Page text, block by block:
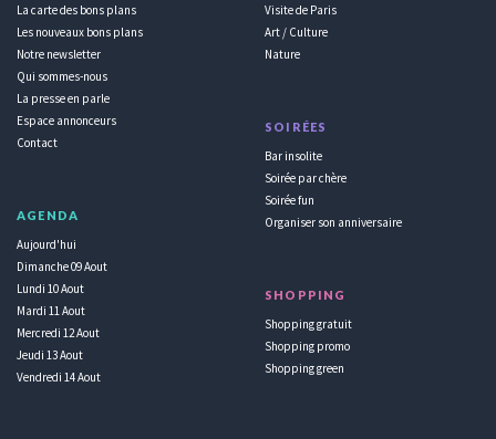
La carte des bons plans
Les nouveaux bons plans
Notre newsletter
Qui sommes-nous
La presse en parle
Espace annonceurs
Contact
AGENDA
Aujourd'hui
Dimanche 09 Aout
Lundi 10 Aout
Mardi 11 Aout
Mercredi 12 Aout
Jeudi 13 Aout
Vendredi 14 Aout
Visite de Paris
Art / Culture
Nature
SOIRÉES
Bar insolite
Soirée par chère
Soirée fun
Organiser son anniversaire
SHOPPING
Shopping gratuit
Shopping promo
Shopping green